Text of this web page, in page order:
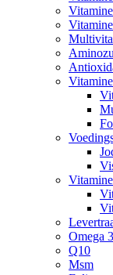
Omega
Q10
Msm